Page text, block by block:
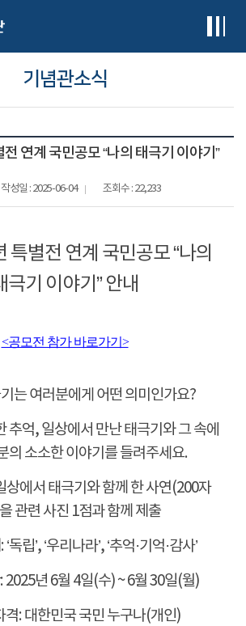
기념관소식
연계 국민공모 “나의 태극기 이야기”
작성일 : 2025-06-04 조회수 : 22,233
특별전 연계 국민공모 “나의
극기 이야기” 안내
<공모전 참가 바로가기>
는 여러분에게 어떤 의미인가요?
추억, 일상에서 만난 태극기와 그 속에
의 소소한 이야기를 들려주세요.
상에서 태극기와 함께 한 사연(200자
관련 사진 1점과 함께 제출
독립’, ‘우리나라’, ‘추억·기억·감사’
2025년 6월 4일(수) ~ 6월 30일(월)
격: 대한민국 국민 누구나(개인)